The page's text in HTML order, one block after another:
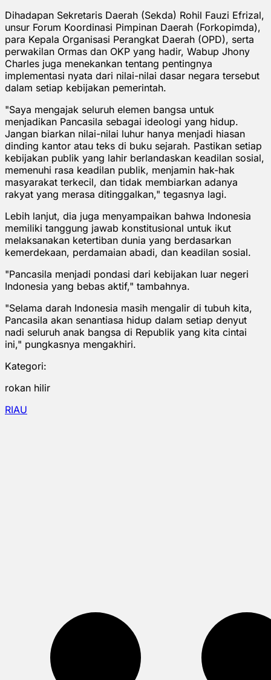
Dihadapan Sekretaris Daerah (Sekda) Rohil Fauzi Efrizal,
unsur Forum Koordinasi Pimpinan Daerah (Forkopimda),
para Kepala Organisasi Perangkat Daerah (OPD), serta
perwakilan Ormas dan OKP yang hadir, Wabup Jhony
Charles juga menekankan tentang pentingnya
implementasi nyata dari nilai-nilai dasar negara tersebut
dalam setiap kebijakan pemerintah.
"Saya mengajak seluruh elemen bangsa untuk
menjadikan Pancasila sebagai ideologi yang hidup.
Jangan biarkan nilai-nilai luhur hanya menjadi hiasan
dinding kantor atau teks di buku sejarah. Pastikan setiap
kebijakan publik yang lahir berlandaskan keadilan sosial,
memenuhi rasa keadilan publik, menjamin hak-hak
masyarakat terkecil, dan tidak membiarkan adanya
rakyat yang merasa ditinggalkan," tegasnya lagi.
Lebih lanjut, dia juga menyampaikan bahwa Indonesia
memiliki tanggung jawab konstitusional untuk ikut
melaksanakan ketertiban dunia yang berdasarkan
kemerdekaan, perdamaian abadi, dan keadilan sosial.
"Pancasila menjadi pondasi dari kebijakan luar negeri
Indonesia yang bebas aktif," tambahnya.
"Selama darah Indonesia masih mengalir di tubuh kita,
Pancasila akan senantiasa hidup dalam setiap denyut
nadi seluruh anak bangsa di Republik yang kita cintai
ini," pungkasnya mengakhiri.
Kategori:
rokan hilir
RIAU